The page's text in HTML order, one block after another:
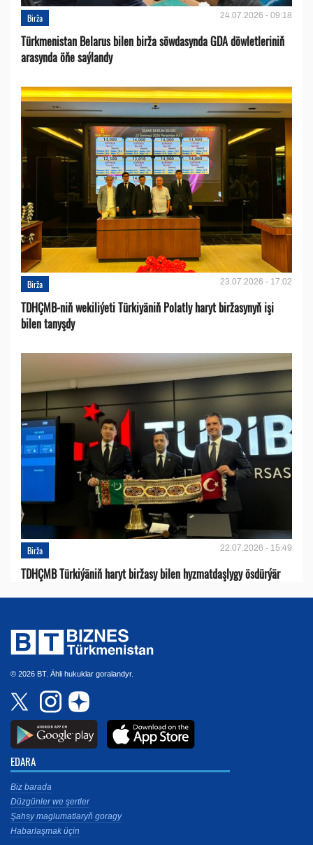
Birža 24.07.2026 - 09:18
Türkmenistan Belarus bilen birža söwdasynda GDA döwletleriniň
arasynda öňe saýlandy
Birža 23.07.2026 - 17:02
TDHÇMB-niň wekiliýeti Türkiyäniň Polatly haryt biržasynyň işi
bilen tanyşdy
Birža 22.07.2026 - 15:49
TDHÇMB Türkiýäniň haryt biržasy bilen hyzmatdaşlygy ösdürýär
© 2026 BT. Ähli hukuklar goralandyr.
EDARA
Biz barada
Düzgünler we şertler
Şahsy maglumatlaryň goragy
Habarlaşmak üçin